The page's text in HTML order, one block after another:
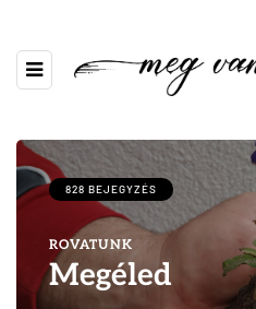
828 BEJEGYZÉS
ROVATUNK
Megéled